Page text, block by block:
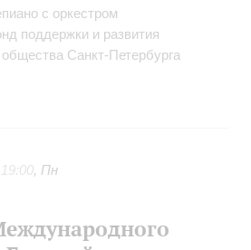
с оркестром
поддержки и развития
Санкт-Петербурга
19:00, Пн